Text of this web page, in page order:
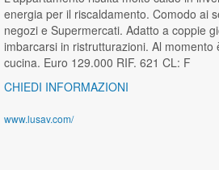
energia per il riscaldamento. Comodo ai
negozi e Supermercati. Adatto a coppie
imbarcarsi in ristrutturazioni. Al
cucina. Euro 129.000 RIF. 621 CL: F
CHIEDI INFORMAZIONI
www.lusav.com/